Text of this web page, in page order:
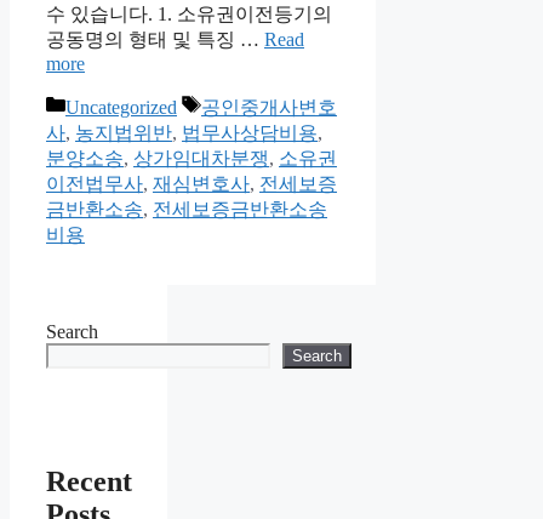
수 있습니다. 1. 소유권이전등기의
공동명의 형태 및 특징 … Read
more
Categories
Uncategorized Tags
공인중개사변호
사, 농지법위반, 법무사상담비용,
분양소송, 상가임대차분쟁, 소유권
이전법무사, 재심변호사, 전세보증
금반환소송, 전세보증금반환소송
비용
Search
Search
Recent